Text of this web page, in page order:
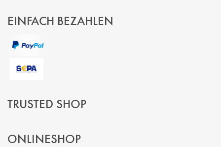
EINFACH BEZAHLEN
TRUSTED SHOP
ONLINESHOP